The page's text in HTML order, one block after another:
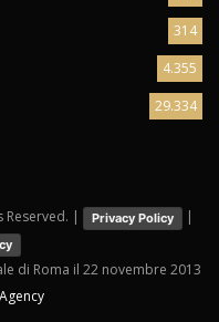
314
4.355
29.334
Reserved. | Privacy Policy
di Roma il 22 novembre 2013